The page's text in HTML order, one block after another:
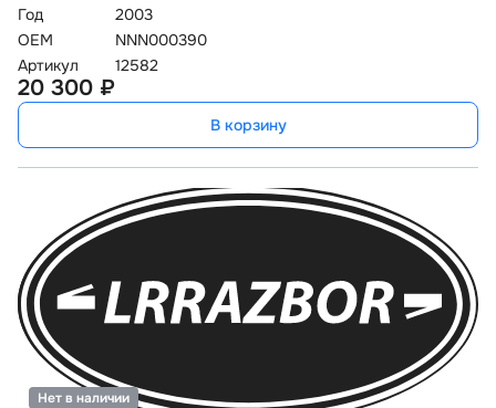
Год
2003
OEM
NNN000390
Артикул
12582
20 300 ₽
В корзину
Нет в наличии